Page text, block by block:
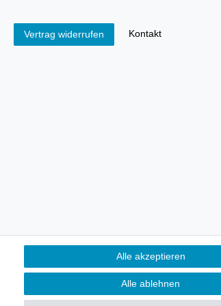
Vertrag widerrufen Kontakt
Alle akzeptieren
Alle ablehnen